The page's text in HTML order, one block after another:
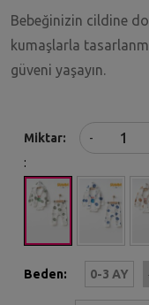
Bebeğinizin cildine
kumaşlarla
güveni yaşayın.
Miktar -
:
Beden: 0-3 AY